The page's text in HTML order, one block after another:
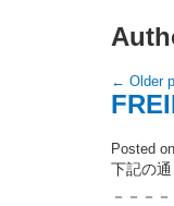
← Older
Posted on
下記の
－－－